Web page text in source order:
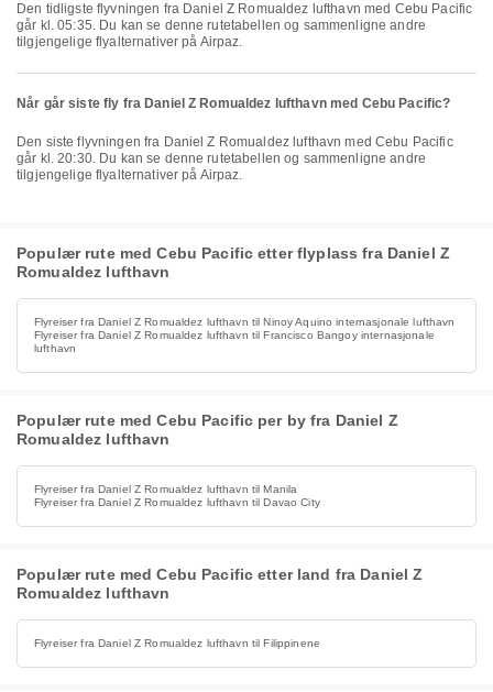
Den tidligste flyvningen fra Daniel Z Romualdez lufthavn med Cebu Pacific
går kl. 05:35. Du kan se denne rutetabellen og sammenligne andre
tilgjengelige flyalternativer på Airpaz.
Når går siste fly fra Daniel Z Romualdez lufthavn med Cebu Pacific?
Den siste flyvningen fra Daniel Z Romualdez lufthavn med Cebu Pacific
går kl. 20:30. Du kan se denne rutetabellen og sammenligne andre
tilgjengelige flyalternativer på Airpaz.
Populær rute med Cebu Pacific etter flyplass fra Daniel Z
Romualdez lufthavn
Flyreiser fra Daniel Z Romualdez lufthavn til Ninoy Aquino internasjonale lufthavn
Flyreiser fra Daniel Z Romualdez lufthavn til Francisco Bangoy internasjonale
lufthavn
Populær rute med Cebu Pacific per by fra Daniel Z
Romualdez lufthavn
Flyreiser fra Daniel Z Romualdez lufthavn til Manila
Flyreiser fra Daniel Z Romualdez lufthavn til Davao City
Populær rute med Cebu Pacific etter land fra Daniel Z
Romualdez lufthavn
Flyreiser fra Daniel Z Romualdez lufthavn til Filippinene